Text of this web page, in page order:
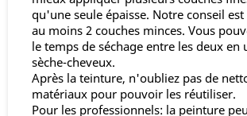
qu'une seule épaisse. Notre conseil
au moins 2 couches minces. Vous
le temps de séchage entre les deux en
sèche-cheveux.
Après la teinture, n'oubliez pas de
matériaux pour pouvoir les réutiliser.
Pour les professionnels: la peinture